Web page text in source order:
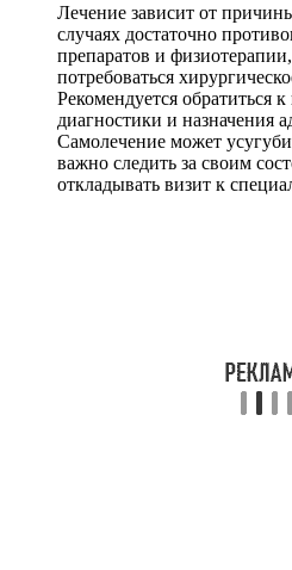
Лечение зависит от
случаях достаточно
препаратов и
потребоваться
Рекомендуется обратиться к
диагностики и назначения
Самолечение может
важно следить за своим
откладывать визит к